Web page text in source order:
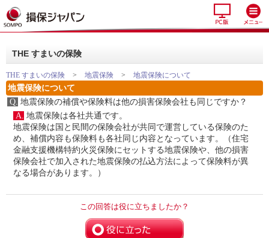
THE すまいの保険
THE すまいの保険 > 地震保険 > 地震保険について
地震保険について
Q. 地震保険の補償や保険料は他の損害保険会社も同じですか？
A. 地震保険は各社共通です。
地震保険は国と民間の保険会社が共同で運営している保険のた
め、補償内容も保険料も各社同じ内容となっています。（住宅
金融支援機構特約火災保険にセットする地震保険や、他の損害
保険会社で加入された地震保険の払込方法によって保険料が異
なる場合があります。）
この回答は役に立ちましたか？